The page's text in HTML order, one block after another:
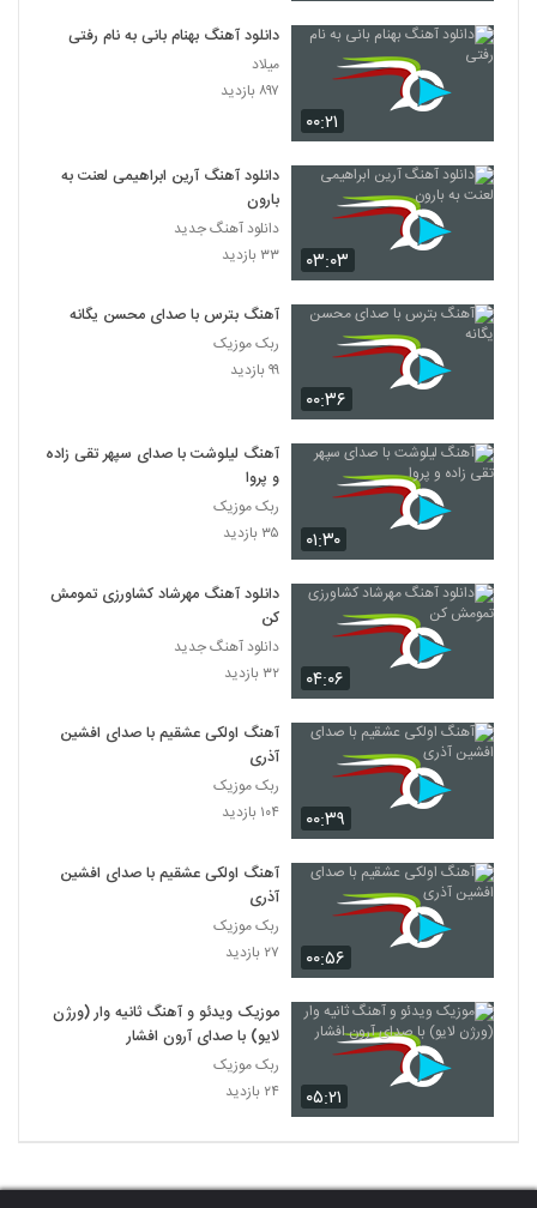
۰۰:۲۱
دانلود آهنگ بهنام بانی به نام رفتی
میلاد
۸۹۷ بازدید
۰۳:۰۳
دانلود آهنگ آرین ابراهیمی لعنت به
بارون
دانلود آهنگ جدید
۳۳ بازدید
۰۰:۳۶
آهنگ بترس با صدای محسن یگانه
ربک موزیک
۹۹ بازدید
۰۱:۳۰
آهنگ لیلوشت با صدای سپهر تقی زاده
و پروا
ربک موزیک
۳۵ بازدید
۰۴:۰۶
دانلود آهنگ مهرشاد کشاورزی تمومش
کن
دانلود آهنگ جدید
۳۲ بازدید
۰۰:۳۹
آهنگ اولکی عشقیم با صدای افشین
آذری
ربک موزیک
۱۰۴ بازدید
۰۰:۵۶
آهنگ اولکی عشقیم با صدای افشین
آذری
ربک موزیک
۲۷ بازدید
۰۵:۲۱
موزیک ویدئو و آهنگ ثانیه وار (ورژن
لایو) با صدای آرون افشار
ربک موزیک
۲۴ بازدید